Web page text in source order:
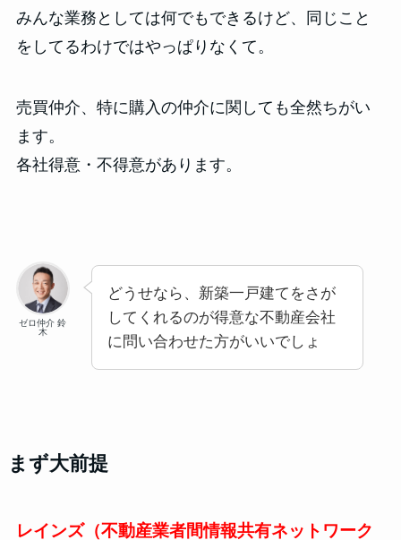
みんな業務としては何でもできるけど、同じこと
をしてるわけではやっぱりなくて。
売買仲介、特に購入の仲介に関しても全然ちがい
ます。
各社得意・不得意があります。
ゼロ仲介 鈴
木
どうせなら、新築一戸建てをさが
してくれるのが得意な不動産会社
に問い合わせた方がいいでしょ
まず大前提
レインズ（不動産業者間情報共有ネットワーク